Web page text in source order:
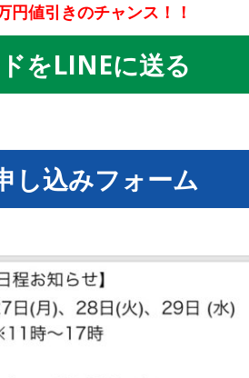
円値引きのチャンス！！
をLINEに送る
し込みフォーム